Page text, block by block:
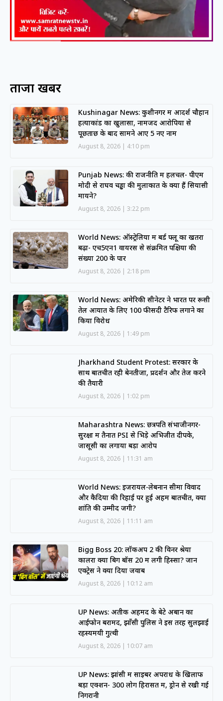
ताजा खबरें
Kushinagar News: कुशीनगर में आदर्श चौहान
हत्याकांड का खुलासा, नामजद आरोपियों से
पूछताछ के बाद सामने आए 5 नए नाम
August 8, 2026 4:10 pm
Punjab News: की राजनीति में हलचल- पीएम
मोदी से राघव चड्ढा की मुलाकात के क्या हैं सियासी
मायने?
August 8, 2026 3:22 pm
World News: ऑस्ट्रेलिया में बर्ड फ्लू का खतरा
बढ़ा- एच5एन1 वायरस से संक्रमित पक्षियों की
संख्या 200 के पार
August 8, 2026 2:18 pm
World News: अमेरिकी सीनेटर ने भारत पर रूसी
तेल आयात के लिए 100 फीसदी टैरिफ लगाने का
किया विरोध
August 8, 2026 1:49 pm
Jharkhand Student Protest: सरकार के
साथ बातचीत रही बेनतीजा, प्रदर्शन और तेज करने
की तैयारी
August 8, 2026 1:02 pm
Maharashtra News: छत्रपति संभाजीनगर-
सुरक्षा में तैनात PSI से भिड़े अभिजीत दीपके,
जासूसी का लगाया बड़ा आरोप
August 8, 2026 11:31 am
World News: इजरायल-लेबनान सीमा विवाद
और कैदियों की रिहाई पर हुई अहम बातचीत, क्या
शांति की उम्मीद जगी?
August 8, 2026 11:11 am
Bigg Boss 20: लॉकअप 2 की विनर श्रेया
कालरा क्या बिग बॉस 20 में लेंगी हिस्सा? जानें
एक्ट्रेस ने क्या दिया जवाब
August 8, 2026 10:12 am
UP News: अतीक अहमद के बेटे अबान का
आईफोन बरामद, झाँसी पुलिस ने इस तरह सुलझाई
रहस्यमयी गुत्थी
August 8, 2026 10:07 am
UP News: झांसी में साइबर अपराध के खिलाफ
बड़ा एक्शन- 300 लोग हिरासत में, ड्रोन से रखी गई
निगरानी